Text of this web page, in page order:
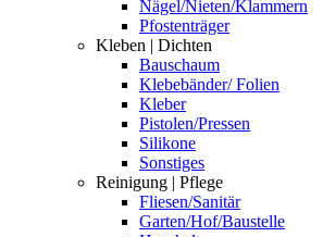
Nägel/Nieten/Klammern
Pfostenträger
Kleben | Dichten
Bauschaum
Klebebänder/ Folien
Kleber
Pistolen/Pressen
Silikone
Sonstiges
Reinigung | Pflege
Fliesen/Sanitär
Garten/Hof/Baustelle